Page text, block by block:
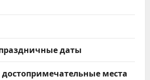
даты
места